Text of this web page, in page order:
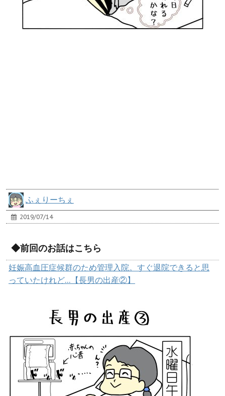
ふぇりーちぇ
2019/07/14
◆前回のお話はこちら
妊娠高血圧症候群のため管理入院。すぐ退院できると思
っていたけれど…【長男の出産②】